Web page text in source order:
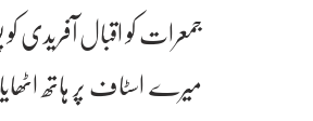
جمعرات کو اقبال
میرے اسٹاف پر ہاتھ